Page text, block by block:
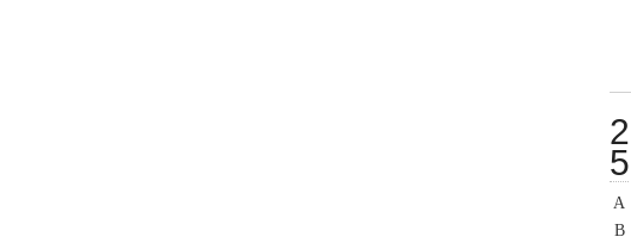
2
5
А
В